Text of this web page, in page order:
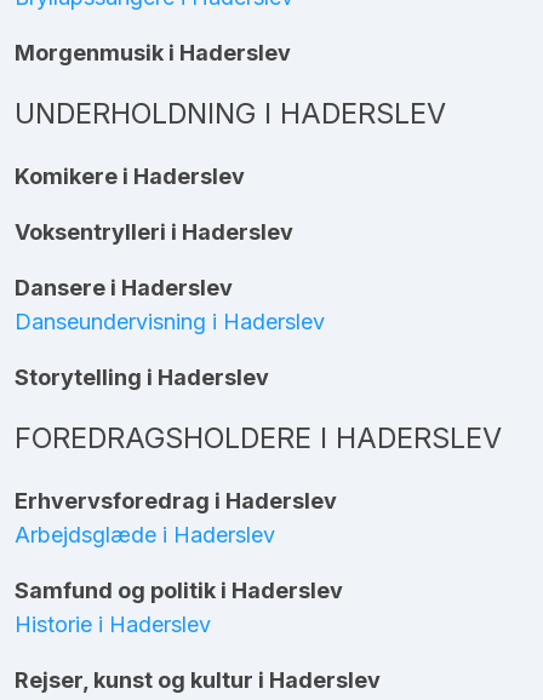
Morgenmusik i Haderslev
UNDERHOLDNING I HADERSLEV
Komikere i Haderslev
Voksentrylleri i Haderslev
Dansere i Haderslev
Danseundervisning i Haderslev
Storytelling i Haderslev
FOREDRAGSHOLDERE I HADERSLEV
Erhvervsforedrag i Haderslev
Arbejdsglæde i Haderslev
Samfund og politik i Haderslev
Historie i Haderslev
Rejser, kunst og kultur i Haderslev